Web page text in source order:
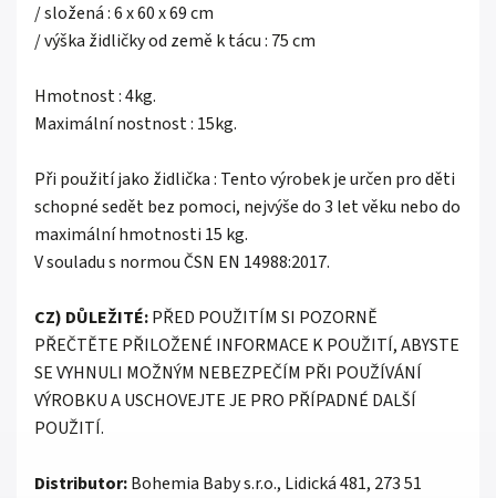
/ složená : 6 x 60 x 69 cm
/ výška židličky od země k tácu : 75 cm
Hmotnost : 4kg.
Maximální nostnost : 15kg.
Při použití jako židlička : Tento výrobek je určen pro děti
schopné sedět bez pomoci, nejvýše do 3 let věku nebo do
maximální hmotnosti 15 kg.
V souladu s normou ČSN EN 14988:2017.
CZ) DŮLEŽITÉ:PŘED POUŽITÍM SI POZORNĚ
PŘEČTĚTE PŘILOŽENÉ INFORMACE K POUŽITÍ, ABYSTE
SE VYHNULI MOŽNÝM NEBEZPEČÍM PŘI POUŽÍVÁNÍ
VÝROBKU A USCHOVEJTE JE PRO PŘÍPADNÉ DALŠÍ
POUŽITÍ.
Distributor:Bohemia Baby s.r.o., Lidická 481, 273 51